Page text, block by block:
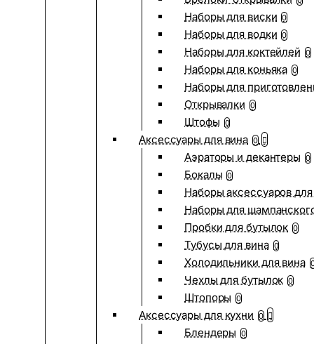
Наборы для виски 0
Наборы для водки 0
Наборы для коктейлей 0
Наборы для коньяка 0
Наборы для
Открывалки 0
Штофы 0
Аксессуары для вина 0
Аэраторы и декантеры 0
Бокалы 0
Наборы аксессуаров
Наборы для
Пробки для бутылок 0
Тубусы для вина 0
Холодильники для вина
Чехлы для бутылок 0
Штопоры 0
Аксессуары для кухни 0
Блендеры 0